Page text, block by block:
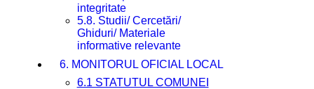
integritate
5.8. Studii/ Cercetări/
Ghiduri/ Materiale
informative relevante
6. MONITORUL OFICIAL LOCAL
6.1 STATUTUL COMUNEI